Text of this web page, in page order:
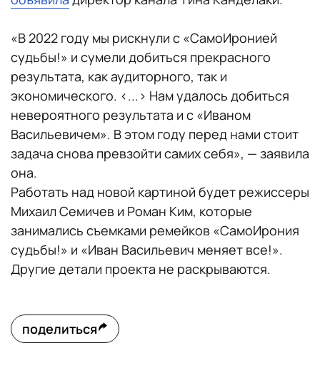
«В 2022 году мы рискнули с «СамоИронией
судьбы!» и сумели добиться прекрасного
результата, как аудиторного, так и
экономического. <...> Нам удалось добиться
невероятного результата и с «Иваном
Васильевичем». В этом году перед нами стоит
задача снова превзойти самих себя», — заявила
она.
Работать над новой картиной будет режиссеры
Михаил Семичев и Роман Ким, которые
занимались съемками ремейков «СамоИрония
судьбы!» и «Иван Васильевич меняет все!».
Другие детали проекта не раскрываются.
поделиться